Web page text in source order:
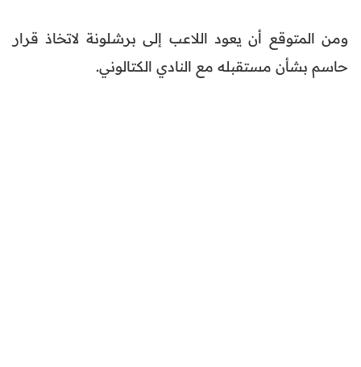
ومن المتوقع أن يعود اللاعب إلى برشلونة لاتخاذ قرار
حاسم بشأن مستقبله مع النادي الكتالوني.